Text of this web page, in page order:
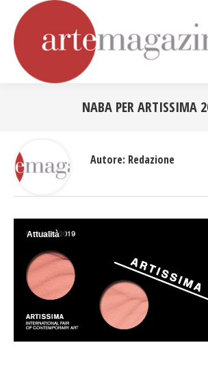
NABA PER ARTISSIMA
Attualità
Autore: Redazione